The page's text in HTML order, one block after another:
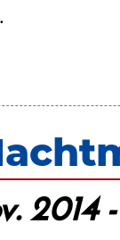
Verden
2014